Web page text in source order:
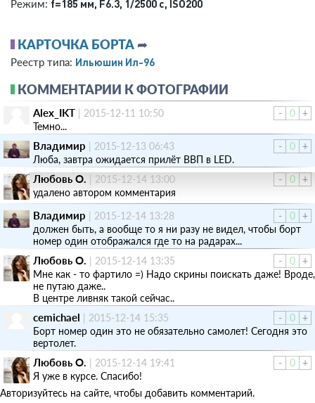
Режим: f=185 мм, F6.3, 1/2500 с, ISO200
КАРТОЧКА БОРТА ➦
Реестр типа: Ильюшин Ил-96
КОММЕНТАРИИ К ФОТОГРАФИИ
- 0 +
Alex_IKT | 2015-12-11 10:50
Темно...
-
0 +
Владимир | 2015-12-13 06:43
Люба, завтра ожидается прилёт ВВП в LED.
-
0 +
Любовь O.
2015-12-14 13:00
удалено автором комментария
-
0 +
Владимир | 2015-12-14 13:28
должен быть, а вообще то я ни разу не видел, чтобы борт
номер один отображался где то на радарах...
-
0 +
Любовь O. | 2015-12-14 13:35
Мне как - то фартило =) Надо скрины поискать даже! Вроде,
не путаю даже..
В центре ливняк такой сейчас..
-
0 +
cemichael | 2015-12-14 15:35
Борт номер один это не обязательно самолет! Сегодня это
вертолет.
-
0 +
Любовь O. | 2015-12-14 19:41
Я уже в курсе. Спасибо!
Авторизуйтесь на сайте, чтобы добавить комментарий.